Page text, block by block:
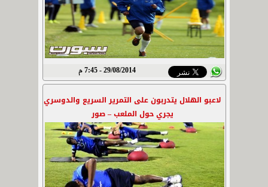
29/08/2014 - 7:45 م
لاعبو الهلال يتدربون على التمرير السريع والدوسري
يجري حول الملعب – صور